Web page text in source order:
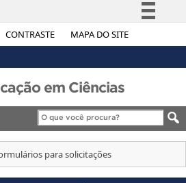
CONTRASTE MAPA DO SITE
Simplifique!
Acesso à informação
Legislação
em Ciências
para solicitações